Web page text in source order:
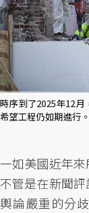
時序到了2025年12月
希望工程仍如期進行
一如美國近年
不管是在新聞
輿論嚴重的分